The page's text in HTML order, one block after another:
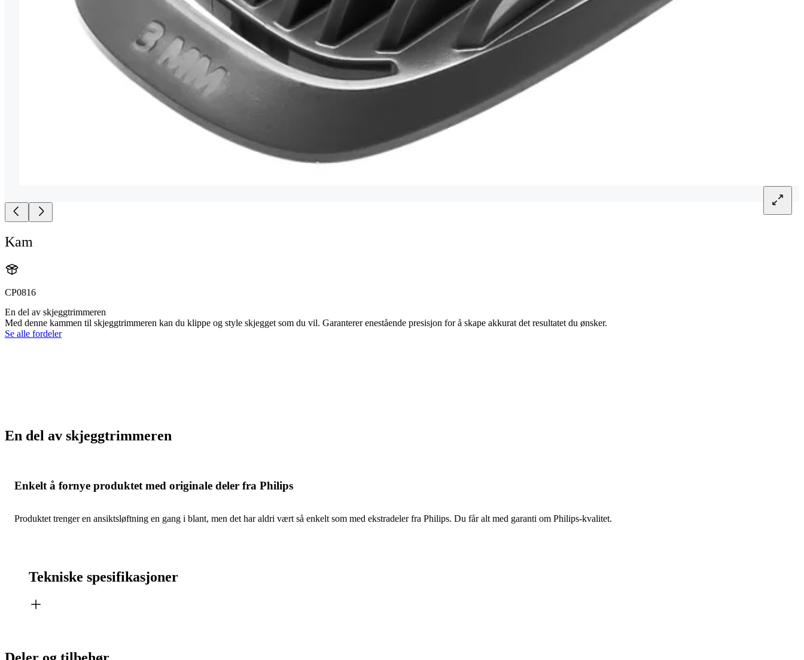
Kam
CP0816
En del av skjeggtrimmeren
Med denne kammen til skjeggtrimmeren kan du klippe og style skjegget som du vil. Garanterer enestående presisjon for å skape akkurat det resultatet du ønsker.
Se alle fordeler
En del av skjeggtrimmeren
Enkelt å fornye produktet med originale deler fra Philips
Produktet trenger en ansiktsløftning en gang i blant, men det har aldri vært så enkelt som med ekstradeler fra Philips. Du får alt med garanti om Philips-kvalitet.
Tekniske spesifikasjoner